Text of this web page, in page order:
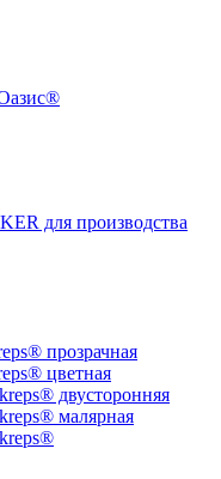
для производства
прозрачная
цветная
двусторонняя
малярная